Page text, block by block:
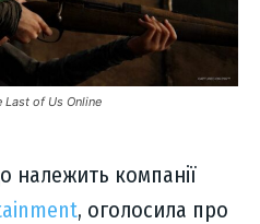
Last of Us Online
належить компанії
, оголосила про